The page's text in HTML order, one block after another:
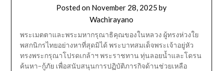
Posted on November 28, 2025 by
Wachirayano
พระเมตตาและพระมหากรุณาธิคุณของในหลวง ผู้ทรงห่วงใย
พสกนิกรไทยอย่างหาที่สุดมิได้ พระบาทสมเด็จพระเจ้าอยู่หัว
ทรงพระกรุณาโปรดเกล้าฯ พระราชทาน ทุ่นลอยน้ำและโดรน
ค้นหา–กู้ภัย เพื่อสนับสนุนการปฏิบัติภารกิจด้านช่วยเหลือ